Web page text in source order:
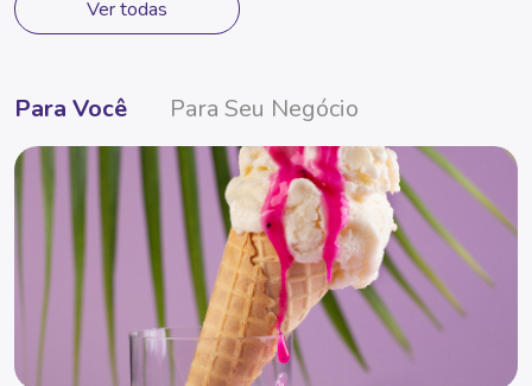
Ver todas
Para Você Para Seu Negócio